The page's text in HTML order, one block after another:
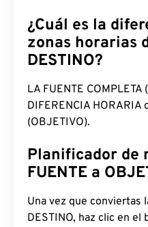
¿Cuál es la
zonas horarias
DESTINO?
LA FUENTE COMPLETA
DIFERENCIA HORARIA
(OBJETIVO).
Planificador de
FUENTE a
Una vez que conviertas
DESTINO, haz clic en el